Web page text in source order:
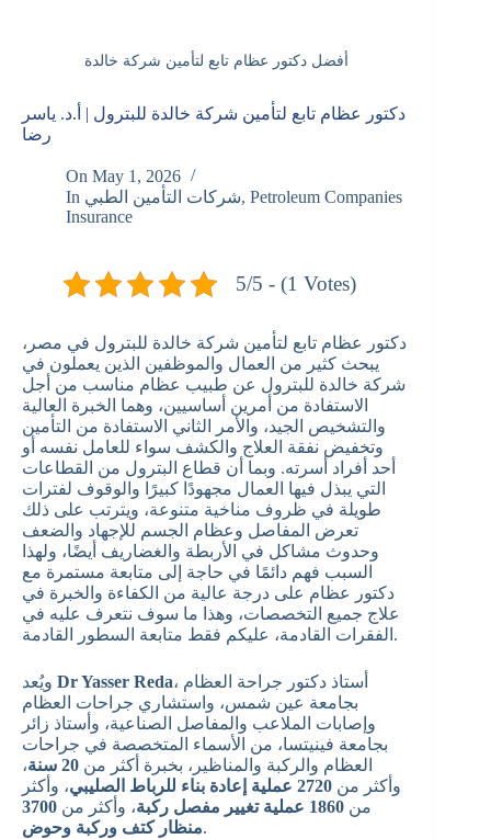
أفضل دكتور عظام تابع لتأمين شركة خالدة
دكتور عظام تابع لتأمين شركة خالدة للبترول | أ.د. ياسر
رضا
On May 1, 2026
In شركات التأمين الطبي,Petroleum Companies
Insurance
5/5 - (1 Votes)
دكتور عظام تابع لتأمين شركة خالدة للبترول في مصر،
يبحث كثير من العمال والموظفين الذين يعملون في
شركة خالدة للبترول عن طبيب عظام مناسب من أجل
الاستفادة من أمرين أساسيين، وهما الخبرة العالية
والتشخيص الجيد، والأمر الثاني الاستفادة من التأمين
وتخفيض نفقة العلاج والكشف سواء للعامل نفسه أو
أحد أفراد أسرته. وبما أن قطاع البترول من القطاعات
التي يبذل فيها العمال مجهودًا كبيرًا والوقوف لفترات
طويلة في ظروف مناخية متنوعة، ويترتب على ذلك
تعرض المفاصل وعظام الجسم للإجهاد والضعف
وحدوث مشاكل في الأربطة والغضاريف أيضًا، ولهذا
السبب فهم دائمًا في حاجة إلى متابعة مستمرة مع
دكتور عظام على درجة عالية من الكفاءة والخبرة في
علاج جميع التخصصات، وهذا ما سوف نتعرف عليه في
الفقرات القادمة، عليكم فقط متابعة السطور القادمة.
Dr Yasser Reda، أستاذ دكتور جراحة العظام
بجامعة عين شمس، واستشاري جراحات العظام
وإصابات الملاعب والمفاصل الصناعية، وأستاذ زائر
بجامعة فينيتسا، من الأسماء المتخصصة في جراحات
العظام والركبة والمناظير، بخبرة أكثر من 20 سنة
،
وأكثر من 2720 عملية إعادة بناء للرباط الصليبي
، وأكثر
من 1860 عملية تغيير مفصل ركبة ، وأكثر من 3700
منظار كتف وركبة وحوض.